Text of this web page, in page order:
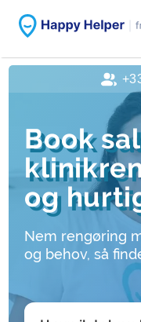
Book
og
Nem rengøring
og behov, så